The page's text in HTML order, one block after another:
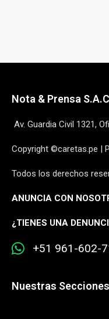
Nota & Prensa
Av. Guardia Civil 1321,
Copyright ©caretas.pe |
Todos los derechos
ANUNCIA CON
¿TIENES UNA
+51 961-602-
Nuestras Secciones